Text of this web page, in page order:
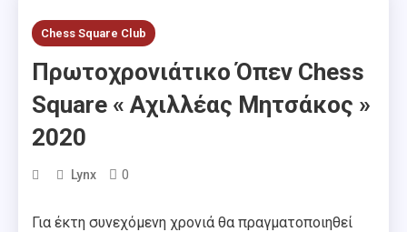
Chess Square Club
Πρωτοχρονιάτικο Όπεν Chess
Square « Αχιλλέας Μητσάκος »
2020
Lynx 0
Για έκτη συνεχόμενη χρονιά θα πραγματοποιηθεί